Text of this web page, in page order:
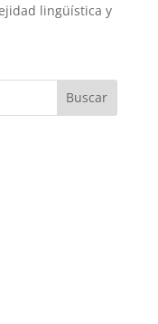
lingüística y